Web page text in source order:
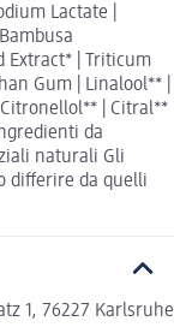
Lactate |
Extract* | Triticum
Gum | Linalool** |
| Citral**
da
naturali Gli
differire da quelli
1, 76227 Karlsruhe